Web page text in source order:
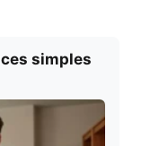
simples